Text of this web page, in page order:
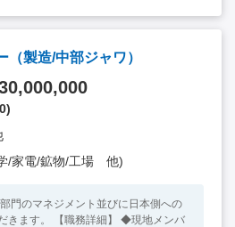
製造/中部ジャワ）
/家電/鉱物/工場 他)
門のマネジメント並びに日本側への
きます。 【職務詳細】 ◆現地メンバ